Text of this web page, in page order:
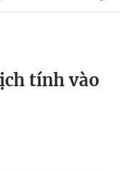
tính vào